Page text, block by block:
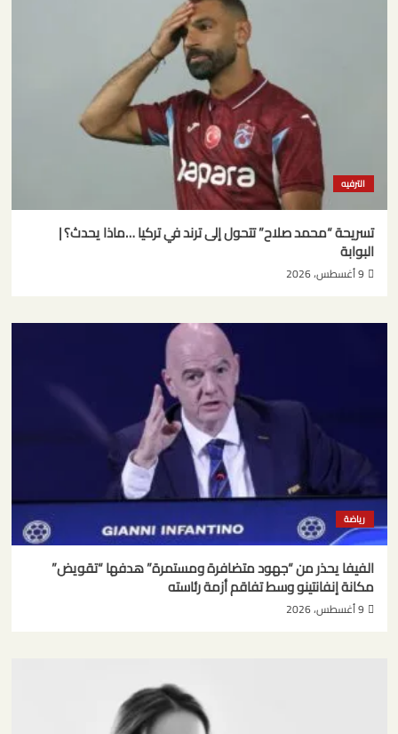
الترفيه
تسريحة “محمد صلاح” تتحول إلى ترند في تركيا …ماذا يحدث؟ |
البوابة
9 أغسطس، 2026
رياضة
الفيفا يحذر من “جهود متضافرة ومستمرة” هدفها “تقويض”
مكانة إنفانتينو وسط تفاقم أزمة رئاسته
9 أغسطس، 2026